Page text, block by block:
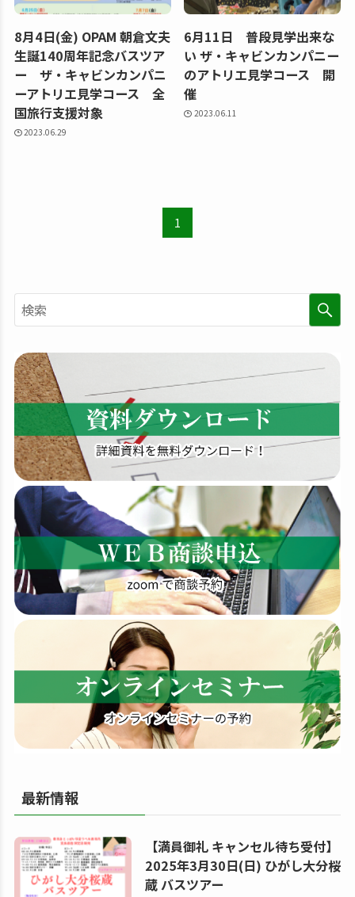
8月4日(金) OPAM 朝倉文夫
生誕140周年記念バスツア
ー ザ・キャビンカンパニ
ーアトリエ見学コース 全
国旅行支援対象
2023.06.29
6月11日 普段見学出来な
い ザ・キャビンカンパニー
のアトリエ見学コース 開
催
2023.06.11
1
索
す
る
最新情報
【満員御礼 キャンセル待ち受付】
2025年3月30日(日) ひがし大分桜
蔵 バスツアー